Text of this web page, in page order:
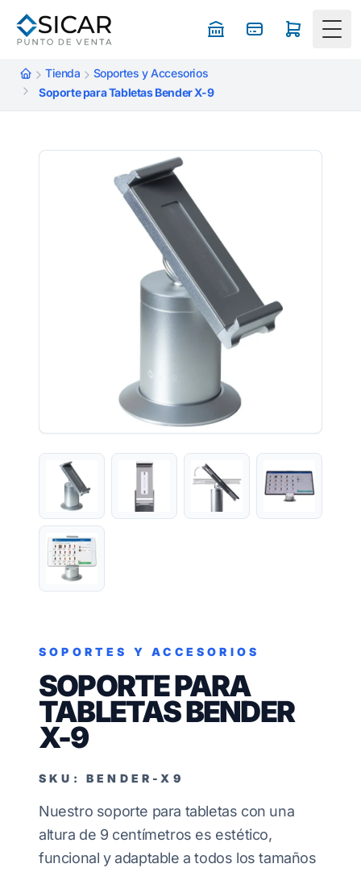
Tienda
Soportes y Accesorios
Soporte para Tabletas Bender X-9
SOPORTES Y ACCESORIOS
SOPORTE PARA
TABLETAS BENDER
X-9
SKU: BENDER-X9
Nuestro soporte para tabletas con una
altura de 9 centímetros es estético,
funcional y adaptable a todos los tamaños